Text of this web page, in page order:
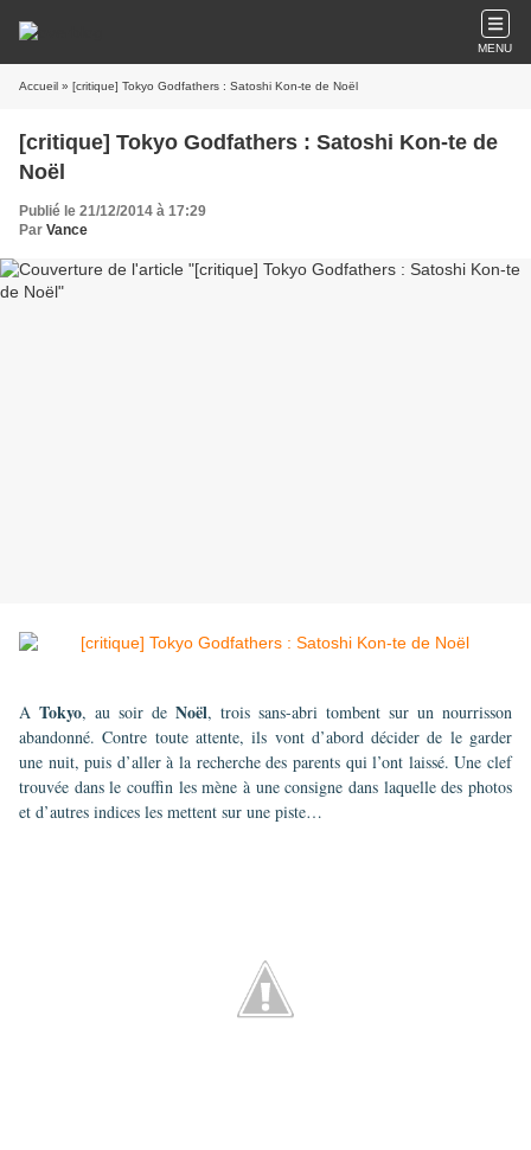
MENU
Accueil » [critique] Tokyo Godfathers : Satoshi Kon-te de Noël
[critique] Tokyo Godfathers : Satoshi Kon-te de
Noël
Publié le 21/12/2014 à 17:29
Par Vance
A Tokyo, au soir de Noël, trois sans-abri tombent sur un nourrisson
abandonné. Contre toute attente, ils vont d’abord décider de le garder
une nuit, puis d’aller à la recherche des parents qui l’ont laissé. Une clef
trouvée dans le couffin les mène à une consigne dans laquelle des photos
et d’autres indices les mettent sur une piste…